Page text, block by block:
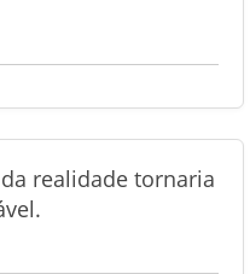
realidade tornaria